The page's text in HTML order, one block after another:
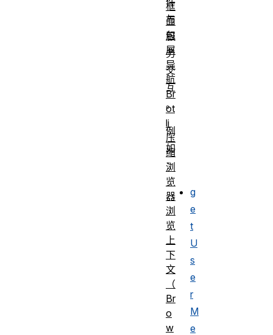
与
服
务
交
互
。
例
如
：
g
e
t
U
s
e
r
M
e
框
面
包
屑
导
航
Br
ot
li
压
缩
浏
览
器
浏
览
上
下
文
（
Br
o
w